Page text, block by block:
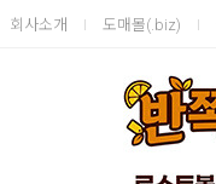
회사소개 도매몰(.biz)